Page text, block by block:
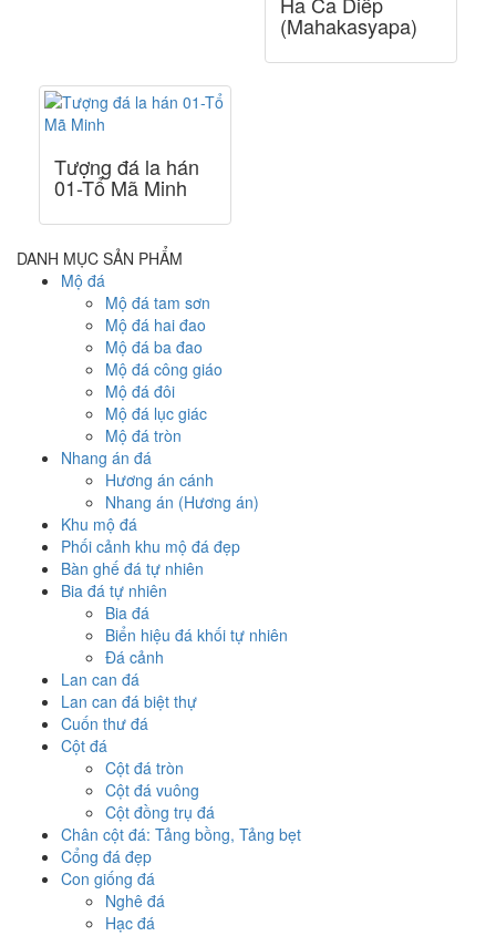
(Mahakasyapa)
Tượng đá la hán
01-Tổ Mã Minh
DANH MỤC SẢN PHẨM
Mộ đá
Mộ đá tam sơn
Mộ đá hai đao
Mộ đá ba đao
Mộ đá công giáo
Mộ đá đôi
Mộ đá lục giác
Mộ đá tròn
Nhang án đá
Hương án cánh
Nhang án (Hương án)
Khu mộ đá
Phối cảnh khu mộ đá đẹp
Bàn ghế đá tự nhiên
Bia đá tự nhiên
Bia đá
Biển hiệu đá khối tự nhiên
Đá cảnh
Lan can đá
Lan can đá biệt thự
Cuốn thư đá
Cột đá
Cột đá tròn
Cột đá vuông
Cột đồng trụ đá
Chân cột đá: Tảng bồng, Tảng bẹt
Cổng đá đẹp
Con giống đá
Nghê đá
Hạc đá